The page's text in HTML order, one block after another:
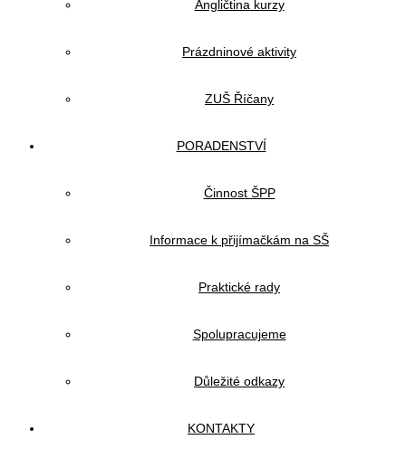
Angličtina kurzy
Prázdninové aktivity
ZUŠ Říčany
PORADENSTVÍ
Činnost ŠPP
Informace k přijímačkám na SŠ
Praktické rady
Spolupracujeme
Důležité odkazy
KONTAKTY